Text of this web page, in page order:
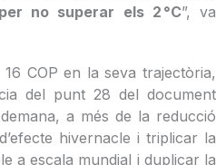
no superar els 2 °C”, va
COP en la seva trajectòria,
del punt 28 del document
a més de la reducció
hivernacle i triplicar la
a escala mundial i duplicar la